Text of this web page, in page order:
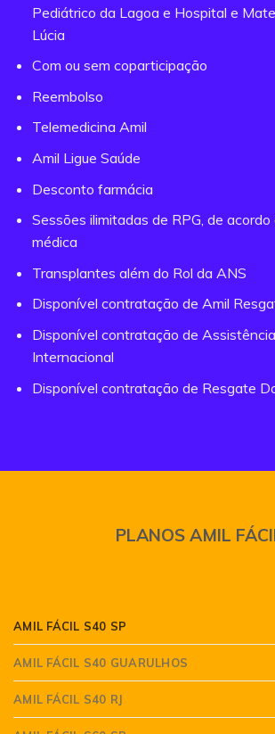
Pediátrico da Lagoa e Hospital e
Lúcia
Com ou sem coparticipação
Reembolso
Telemedicina Amil
Amil Ligue Saúde
Desconto farmácia
Sessões ilimitadas de RPG, de
médica
Transplantes além do Rol da ANS
Disponível contratação de Amil
Disponível contratação de
Internacional
Disponível contratação de Resgate
PLANOS AMIL
AMIL FÁCIL S40 SP
AMIL FÁCIL S40 GUARULHOS
AMIL FÁCIL S40 RJ